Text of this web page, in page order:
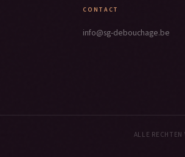
CONTACT
info@sg-debouchage.be
ALLE RECHTEN